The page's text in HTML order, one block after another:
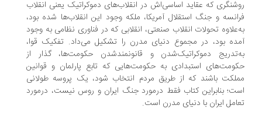
که عقاید اساسی‌اش در انقلاب‌های دموکراتیک یعنی انقلاب
و جنگ استقلال آمریکا، ملکه وجود این انقلاب‌ها شده بود،
تحولات انقلاب صنعتی، انقلابی که در فناوری نظامی به وجود
بود، در مجموع دنیای مدرن را تشکیل می‌داد. تفکیک قوا،
دموکراتیک‌شدن و قانونمند‌شدن حکومت‌ها، گذار از
استبدادی به حکومت‌هایی که تابع پارلمان و قوانین
باشند که از طریق مردم انتخاب شود، یک پروسه طولانی
بنابراین کتاب فقط درمورد جنگ ایران و روس نیست، درمورد
ایران با دنیای مدرن است.